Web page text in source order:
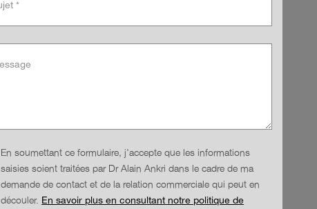
En soumettant ce formulaire, j'accepte que les informations
saisies soient traitées par Dr Alain Ankri dans le cadre de ma
demande de contact et de la relation commerciale qui peut en
découler. En savoir plus en consultant notre politique de